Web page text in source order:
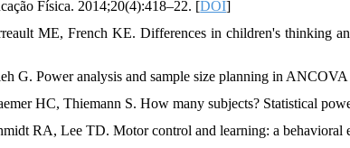
Física. 2014;20(4):418–22. [DOI]
ME, French KE. Differences in children's thinking
G. Power analysis and sample size planning in
HC, Thiemann S. How many subjects? Statistical
RA, Lee TD. Motor control and learning: a behavioral